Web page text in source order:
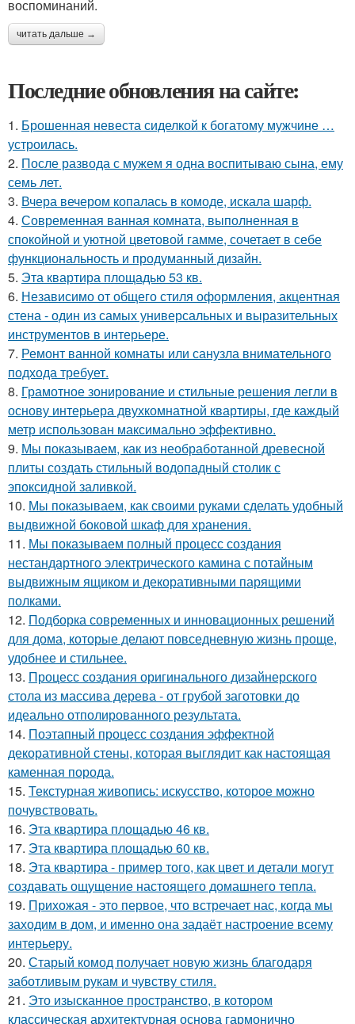
воспоминаний.
читать дальше →
Последние обновления на сайте:
1. Брошенная невеста сиделкой к богатому мужчине …
устроилась.
2. После развода с мужем я одна воспитываю сына, ему
семь лет.
3. Вчера вечером копалась в комоде, искала шарф.
4. Современная ванная комната, выполненная в
спокойной и уютной цветовой гамме, сочетает в себе
функциональность и продуманный дизайн.
5. Эта квартира площадью 53 кв.
6. Независимо от общего стиля оформления, акцентная
стена - один из самых универсальных и выразительных
инструментов в интерьере.
7. Ремонт ванной комнаты или санузла внимательного
подхода требует.
8. Грамотное зонирование и стильные решения легли в
основу интерьера двухкомнатной квартиры, где каждый
метр использован максимально эффективно.
9. Мы показываем, как из необработанной древесной
плиты создать стильный водопадный столик с
эпоксидной заливкой.
10. Мы показываем, как своими руками сделать удобный
выдвижной боковой шкаф для хранения.
11. Мы показываем полный процесс создания
нестандартного электрического камина с потайным
выдвижным ящиком и декоративными парящими
полками.
12. Подборка современных и инновационных решений
для дома, которые делают повседневную жизнь проще,
удобнее и стильнее.
13. Процесс создания оригинального дизайнерского
стола из массива дерева - от грубой заготовки до
идеально отполированного результата.
14. Поэтапный процесс создания эффектной
декоративной стены, которая выглядит как настоящая
каменная порода.
15. Текстурная живопись: искусство, которое можно
почувствовать.
16. Эта квартира площадью 46 кв.
17. Эта квартира площадью 60 кв.
18. Эта квартира - пример того, как цвет и детали могут
создавать ощущение настоящего домашнего тепла.
19. Прихожая - это первое, что встречает нас, когда мы
заходим в дом, и именно она задаёт настроение всему
интерьеру.
20. Старый комод получает новую жизнь благодаря
заботливым рукам и чувству стиля.
21. Это изысканное пространство, в котором
классическая архитектурная основа гармонично